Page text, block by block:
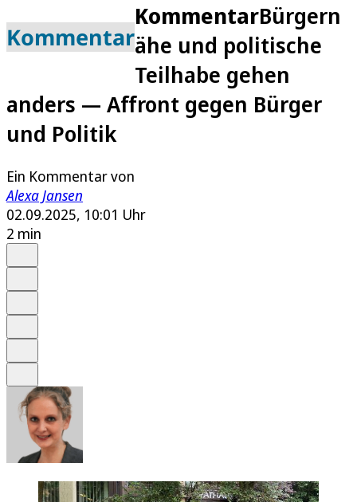
Kommentar
KommentarBürgern
ähe und politische
Teilhabe gehen
anders — Affront gegen Bürger
und Politik
Ein Kommentar von
Alexa Jansen
02.09.2025, 10:01 Uhr
2 min